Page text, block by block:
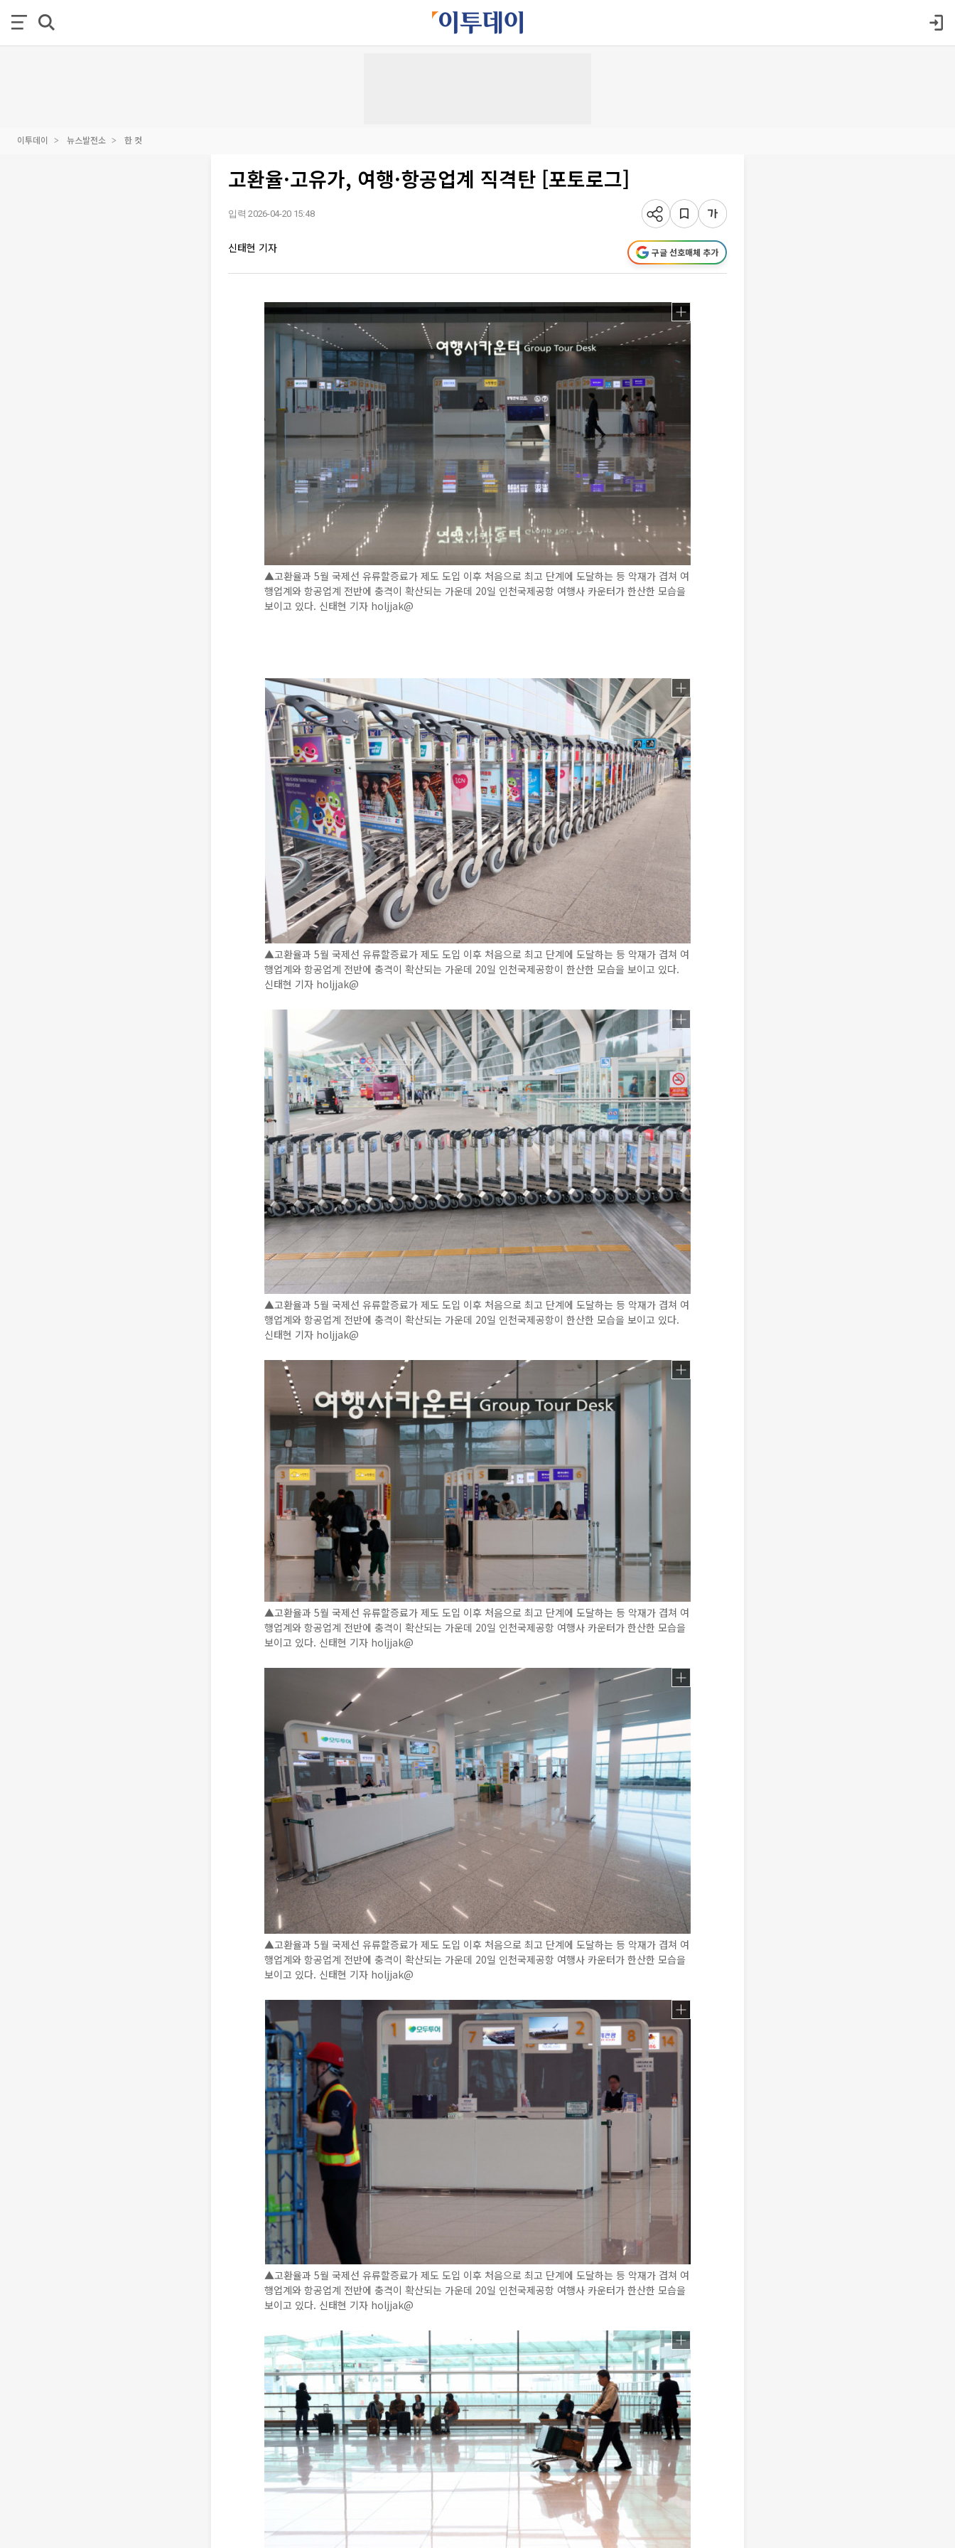
이투데이 뉴스발전소 한 컷
고환율·고유가, 여행·항공업계 직격탄 [포토로그]
입력 2026-04-20 15:48
신태현 기자 구글 선호매체 추가
▲고환율과 5월 국제선 유류할증료가 제도 도입 이후 처음으로 최고 단계에 도달하는 등 악재가 겹쳐 여
행업계와 항공업계 전반에 충격이 확산되는 가운데 20일 인천국제공항 여행사 카운터가 한산한 모습을
보이고 있다. 신태현 기자 holjjak@
▲고환율과 5월 국제선 유류할증료가 제도 도입 이후 처음으로 최고 단계에 도달하는 등 악재가 겹쳐 여
행업계와 항공업계 전반에 충격이 확산되는 가운데 20일 인천국제공항이 한산한 모습을 보이고 있다.
신태현 기자 holjjak@
▲고환율과 5월 국제선 유류할증료가 제도 도입 이후 처음으로 최고 단계에 도달하는 등 악재가 겹쳐 여
행업계와 항공업계 전반에 충격이 확산되는 가운데 20일 인천국제공항이 한산한 모습을 보이고 있다.
신태현 기자 holjjak@
▲고환율과 5월 국제선 유류할증료가 제도 도입 이후 처음으로 최고 단계에 도달하는 등 악재가 겹쳐 여
행업계와 항공업계 전반에 충격이 확산되는 가운데 20일 인천국제공항 여행사 카운터가 한산한 모습을
보이고 있다. 신태현 기자 holjjak@
▲고환율과 5월 국제선 유류할증료가 제도 도입 이후 처음으로 최고 단계에 도달하는 등 악재가 겹쳐 여
행업계와 항공업계 전반에 충격이 확산되는 가운데 20일 인천국제공항 여행사 카운터가 한산한 모습을
보이고 있다. 신태현 기자 holjjak@
▲고환율과 5월 국제선 유류할증료가 제도 도입 이후 처음으로 최고 단계에 도달하는 등 악재가 겹쳐 여
행업계와 항공업계 전반에 충격이 확산되는 가운데 20일 인천국제공항 여행사 카운터가 한산한 모습을
보이고 있다. 신태현 기자 holjjak@